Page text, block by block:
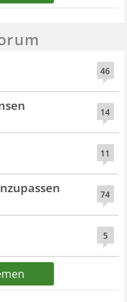
46
14
11
74
5